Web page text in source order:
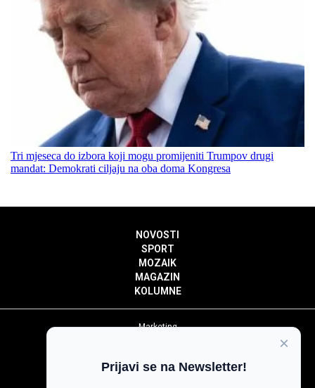
Tri mjeseca do izbora koji mogu promijeniti Trumpov drugi
mandat: Demokrati ciljaju na oba doma Kongresa
NOVOSTI
SPORT
MOZAIK
MAGAZIN
KOLUMNE
Marketing
Impressum
×
Prijavi se na Newsletter!